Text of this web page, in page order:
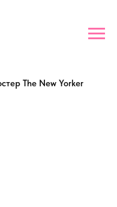
The New Yorker